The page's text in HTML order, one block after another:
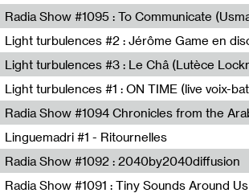
Loraine Baud,Sylvain Cardonnel
Usmaradio
Lutèce Lockness
Jérôme Game,Jean-Michel Espitallier
Reboot.fm
Linguemadri #1 - Ritournelles
Meris Angioletti
Radia Show #1092 : 2040by2040diffusion
Diffusion FM
Radia Show #1091 : Tiny Sounds Around Us